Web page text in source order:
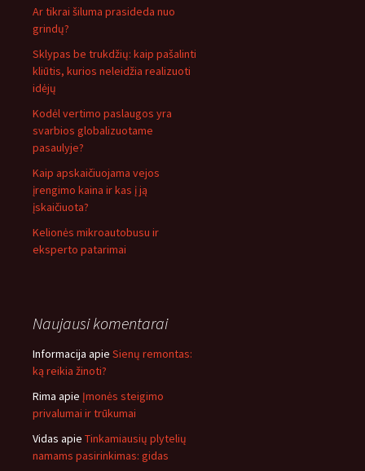
Ar tikrai šiluma prasideda nuo
grindų?
Sklypas be trukdžių: kaip pašalinti
kliūtis, kurios neleidžia realizuoti
idėjų
Kodėl vertimo paslaugos yra
svarbios globalizuotame
pasaulyje?
Kaip apskaičiuojama vejos
įrengimo kaina ir kas į ją
įskaičiuota?
Kelionės mikroautobusu ir
eksperto patarimai
Naujausi komentarai
Informacija apie Sienų remontas:
ką reikia žinoti?
Rima apie Įmonės steigimo
privalumai ir trūkumai
Vidas apie Tinkamiausių plytelių
namams pasirinkimas: gidas